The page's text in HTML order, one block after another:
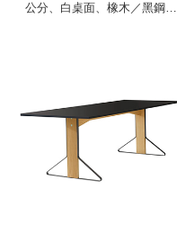
公分、白桌面、橡木／黑鋼桌